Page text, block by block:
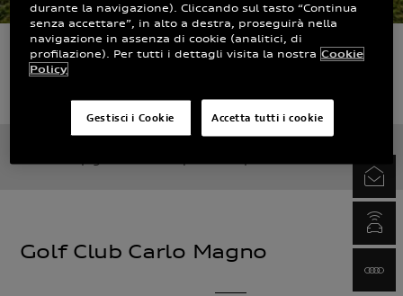
Audi quattro cup.
Audi quattro cup - Golf Club Carlo
durante la navigazione). Cliccando sul tasto “Continua
senza accettare”, in alto a destra, proseguirà nella
navigazione in assenza di cookie (analitici, di
profilazione). Per tutti i dettagli visita la nostra Cookie
Policy
Accetta tutti i cookie
Gestisci i Cookie